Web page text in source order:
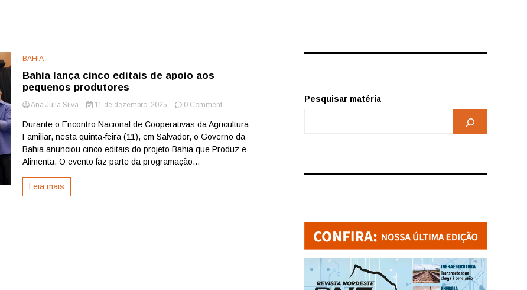
BAHIA
Bahia lança cinco editais de apoio aos
pequenos produtores
Ana Júlia Silva 11 de dezembro, 2025 0 Commenton
lança
cinco
editais
Durante o Encontro Nacional de Cooperativas da Agricultura
Familiar, nesta quinta-feira (11), em Salvador, o Governo da
Bahia anunciou cinco editais do projeto Bahia que Produz e
Alimenta. O evento faz parte da programação...
Leia mais
Pesquisar matéria